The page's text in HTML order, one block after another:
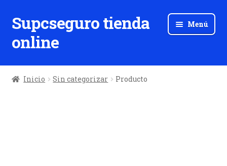
Ir
a
la
Ir
al
contenido
Supcseguro tienda
online
Menú
Inicio Sin categorizar Producto